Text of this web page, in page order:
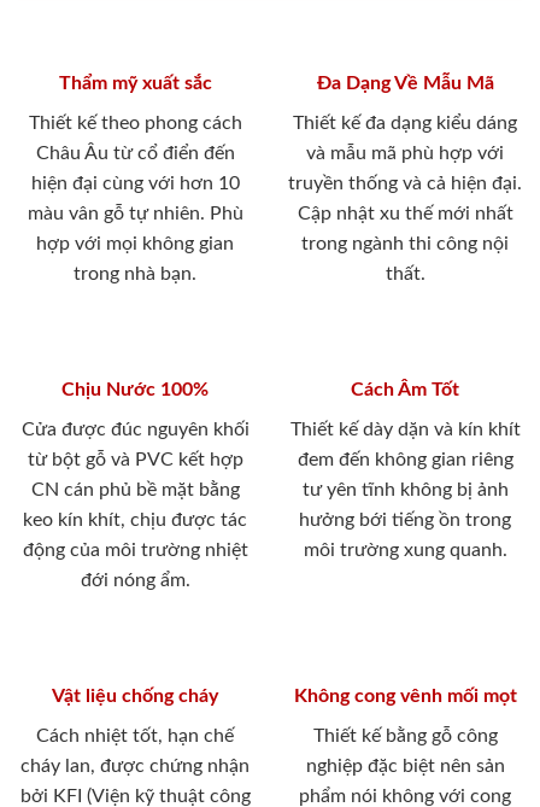
Thẩm mỹ xuất sắc
Thiết kế theo phong cách
Châu Âu từ cổ điển đến
hiện đại cùng với hơn 10
màu vân gỗ tự nhiên. Phù
hợp với mọi không gian
trong nhà bạn.
Đa Dạng Về Mẫu Mã
Thiết kế đa dạng kiểu dáng
và mẫu mã phù hợp với
truyền thống và cả hiện đại.
Cập nhật xu thế mới nhất
trong ngành thi công nội
thất.
Chịu Nước 100%
Cửa được đúc nguyên khối
từ bột gỗ và PVC kết hợp
CN cán phủ bề mặt bằng
keo kín khít, chịu được tác
động của môi trường nhiệt
đới nóng ẩm.
Cách Âm Tốt
Thiết kế dày dặn và kín khít
đem đến không gian riêng
tư yên tĩnh không bị ảnh
hưởng bới tiếng ồn trong
môi trường xung quanh.
Vật liệu chống cháy
Cách nhiệt tốt, hạn chế
cháy lan, được chứng nhận
bởi KFI (Viện kỹ thuật công
Không cong vênh mối mọt
Thiết kế bằng gỗ công
nghiệp đặc biệt nên sản
phẩm nói không với cong